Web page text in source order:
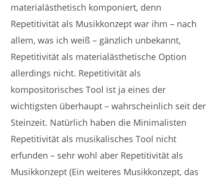
materialästhetisch komponiert, denn
Repetitivität als Musikkonzept war ihm – nach
allem, was ich weiß – gänzlich unbekannt,
Repetitivität als materialästhetische Option
allerdings nicht. Repetitivität als
kompositorisches Tool ist ja eines der
wichtigsten überhaupt – wahrscheinlich seit der
Steinzeit. Natürlich haben die Minimalisten
Repetitivität als musikalisches Tool nicht
erfunden – sehr wohl aber Repetitivität als
Musikkonzept (Ein weiteres Musikkonzept, das